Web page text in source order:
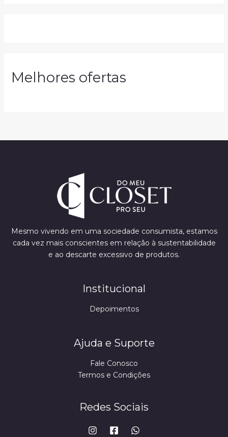
Melhores ofertas
Mesmo vivendo em uma sociedade consumista, estamos
cada vez mais conscientes em relação à sustentabilidade
e ao descarte excessivo de produtos.
Institucional
Depoimentos
Ajuda e Suporte
Fale Conosco
Termos e Condições
Redes Sociais